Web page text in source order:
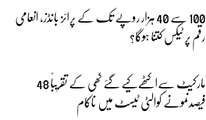
100 سے 40 ہزار روپے تک کے پرائز بانڈز، انعامی
رقم پر ٹیکس کتنا ہوگا؟
مارکیٹ سےاکٹھےکیے گئے گھی کے تقریباً 48
فیصدنمونے کوالٹی ٹیسٹ میں ناکام